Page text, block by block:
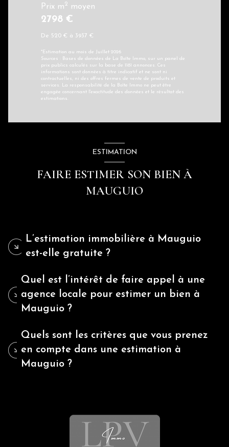
Prix m2 moyen
2798 €
De 520 € à 3937 €
*Estimation au mois de Juillet 2026
Sources : Bases de données de La Boîte Immo, sur un panel de
prix publics calculés sur la base de 1181 annonces. Ces
informations sont données à titre indicatif et ne sont ni
contractuelles, ni des offres fermes de vente de produits et
services. La responsabilité de la Boîte Immo ne peut être
engagée concernant l'exactitude des données et le résultat des
estimations.
ESTIMATION
FAIRE ESTIMER SON BIEN À
MAUGUIO
L’estimation immobilière à Mauguio
est-elle gratuite ?
Quel est l’intérêt de faire appel à une
agence locale pour estimer un bien à
Mauguio ?
Quels sont les critères que vous prenez
en compte dans une estimation à
Mauguio ?